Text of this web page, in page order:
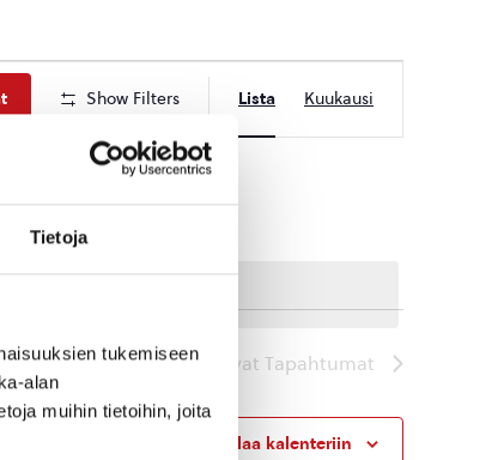
Tietoja
tukemiseen
alan
muihin tietoihin, joita
Show Filters
Views
Navigation
Lista Kuukausi
Seuraavat Tapahtumat
Tilaa kalenteriin